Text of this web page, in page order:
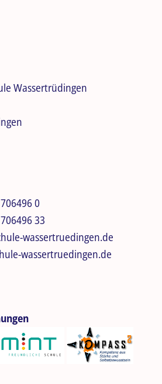
Wassertrüdingen
0
33
wassertruedingen.de
wassertruedingen.de